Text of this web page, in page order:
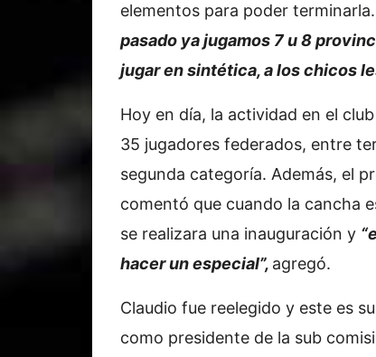
elementos para poder terminarla.
pasado ya jugamos 7 u 8
jugar en sintética, a los chicos
Hoy en día, la actividad en el
35 jugadores federados, entre
segunda categoría. Además, el
comentó que cuando la cancha
se realizara una inauguración y
hacer un especial”, agregó.
Claudio fue reelegido y este es
como presidente de la sub